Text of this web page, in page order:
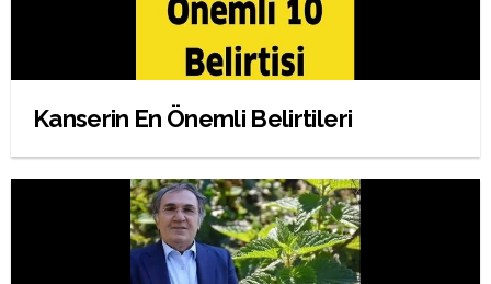
Kanserin En Önemli Belirtileri